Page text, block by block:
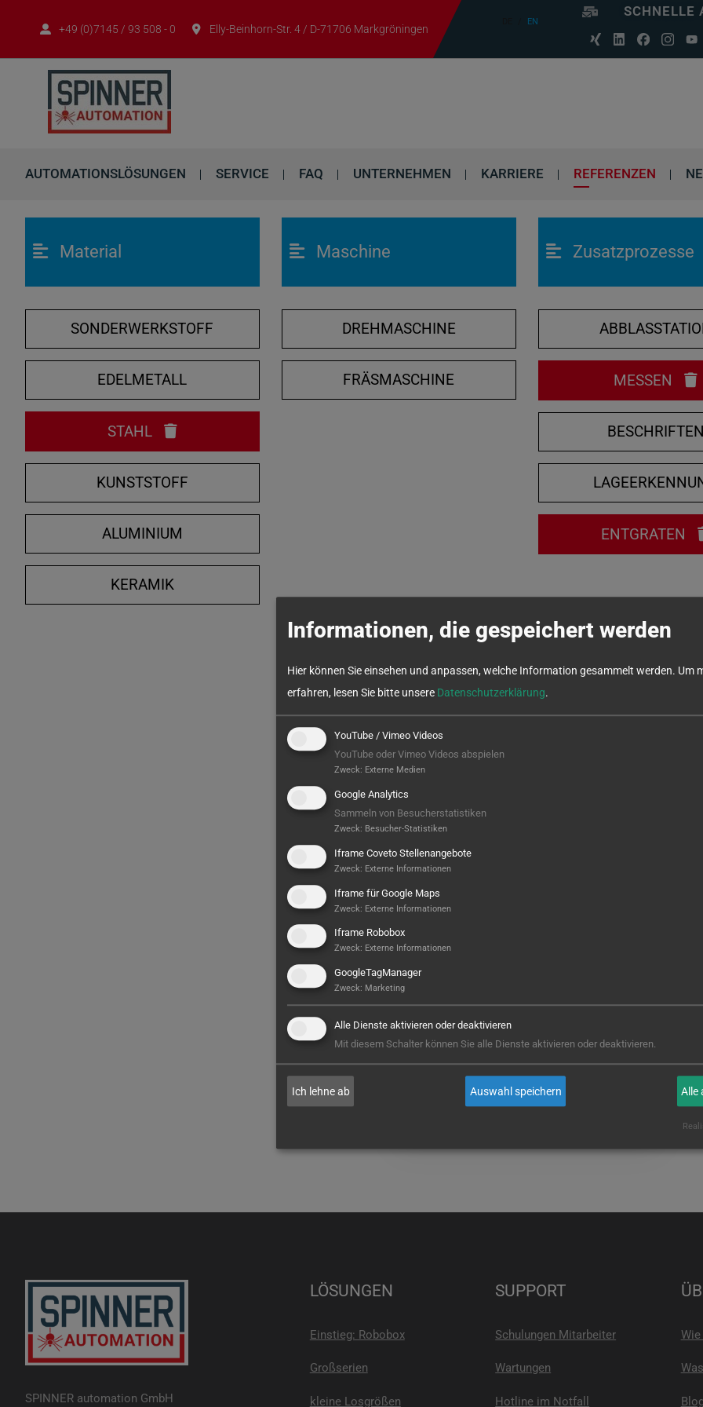
+49 (0)7145 / 93 508 - 0 Elly-Beinhorn-Str. 4 / D-71706 Markgröningen
EN
SCHNELLE
AUTOMATIONSLÖSUNGEN SERVICE FAQ UNTERNEHMEN KARRIERE REFERENZEN
Material
SONDERWERKSTOFF
EDELMETALL
STAHL
KUNSTSTOFF
ALUMINIUM
KERAMIK
Maschine
DREHMASCHINE
FRÄSMASCHINE
Zusatzprozesse
MESSEN
BESCHRIFTEN
ENTGRATEN
Hier ist noch was frei...
hinterlegt – aber wer weiß, vielleicht
steht hier bald Ihres? Wir sind bereit,
E-MAIL
SPINNER automation GmbH
LÖSUNGEN
Einstieg: Robobox
Großserien
kleine Losgrößen
SUPPORT
Schulungen Mitarbeiter
Wartungen
Hotline im Notfall
Informationen, die gespeichert werden
Hier können Sie einsehen und anpassen, welche Information gesammelt werden. Um
erfahren, lesen Sie bitte unsere Datenschutzerklärung.
YouTube / Vimeo Videos
YouTube oder Vimeo Videos abspielen
Zweck: Externe Medien
Google Analytics
Sammeln von Besucherstatistiken
Zweck: Besucher-Statistiken
Iframe Coveto Stellenangebote
Zweck: Externe Informationen
Iframe für Google Maps
Zweck: Externe Informationen
Iframe Robobox
Zweck: Externe Informationen
GoogleTagManager
Zweck: Marketing
Alle Dienste aktivieren oder deaktivieren
Mit diesem Schalter können Sie alle Dienste aktivieren oder deaktivieren.
Ich lehne ab Auswahl speichern Alle